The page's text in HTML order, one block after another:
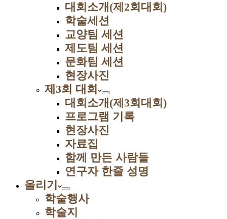
대회소개(제2회대회)
학술세션
교양팀 세션
제도팀 세션
문화팀 세션
현장사진
제3회 대회
대회소개(제3회대회)
프로그램 기록
현장사진
자료집
함께 만든 사람들
연구자 한줄 성명
올리기
학술행사
학술지